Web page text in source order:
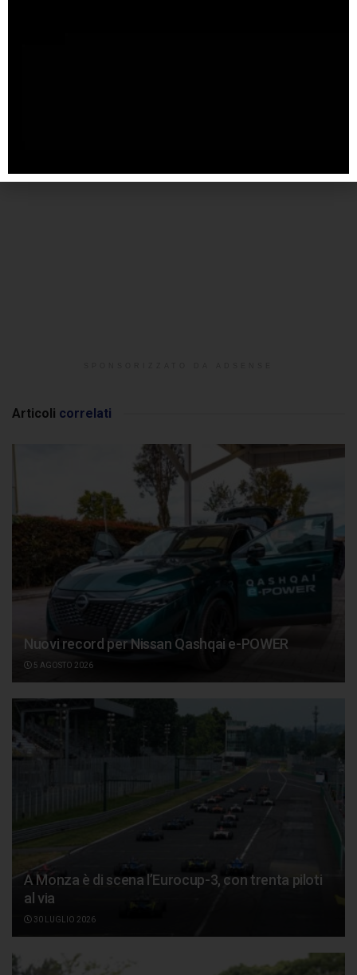
Articoli correlati
Nuovi record per Nissan Qashqai e-POWER
5 AGOSTO 2026
A Monza è di scena l’Eurocup-3, con trenta piloti
al via
30 LUGLIO 2026